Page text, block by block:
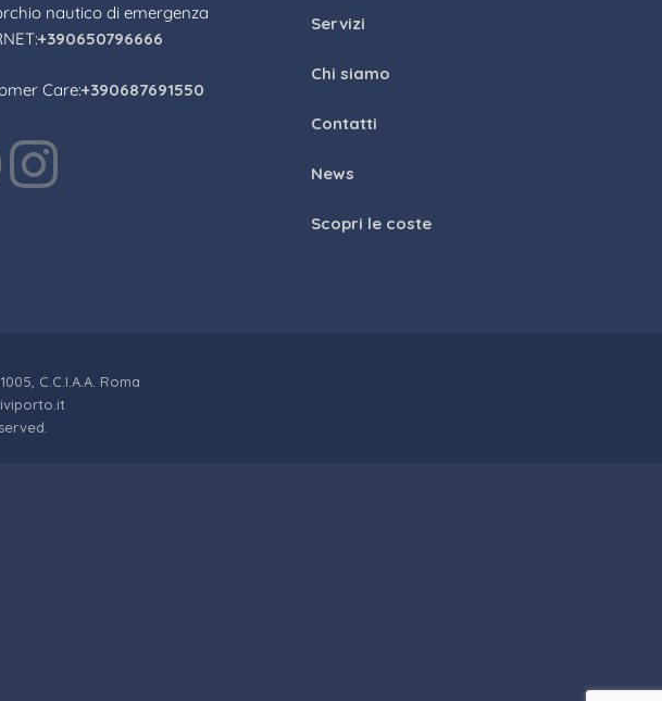
nautico di emergenza
+390650796666
Care:+390687691550
Servizi
Chi siamo
Contatti
News
Scopri le coste
C.C.I.A.A. Roma